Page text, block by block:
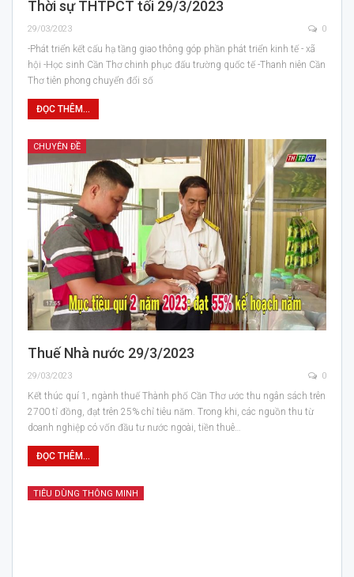
Thời sự THTPCT tối 29/3/2023
29/03/2023 0
-Phát triển kết cấu hạ tầng giao thông góp phần phát triển kinh tế - xã
hội -Học sinh Cần Thơ chinh phục đấu trường quốc tế -Thanh niên Cần
Thơ tiên phong chuyển đổi số
ĐỌC THÊM...
CHUYÊN ĐỀ
Thuế Nhà nước 29/3/2023
29/03/2023 0
Kết thúc quí 1, ngành thuế Thành phố Cần Thơ ước thu ngân sách trên
2700 tỉ đồng, đạt trên 25% chỉ tiêu năm. Trong khi, các nguồn thu từ
doanh nghiệp có vốn đầu tư nước ngoài, tiền thuê…
ĐỌC THÊM...
TIÊU DÙNG THÔNG MINH